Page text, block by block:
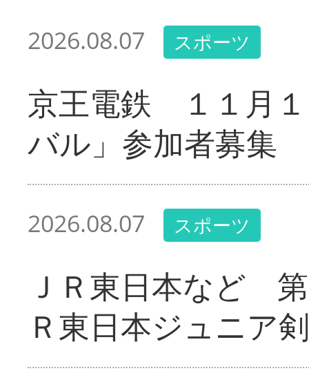
2026.08.07 スポーツ
京王電鉄 １１月
バル」参加者募集
2026.08.07 スポーツ
ＪＲ東日本など
Ｒ東日本ジュニア